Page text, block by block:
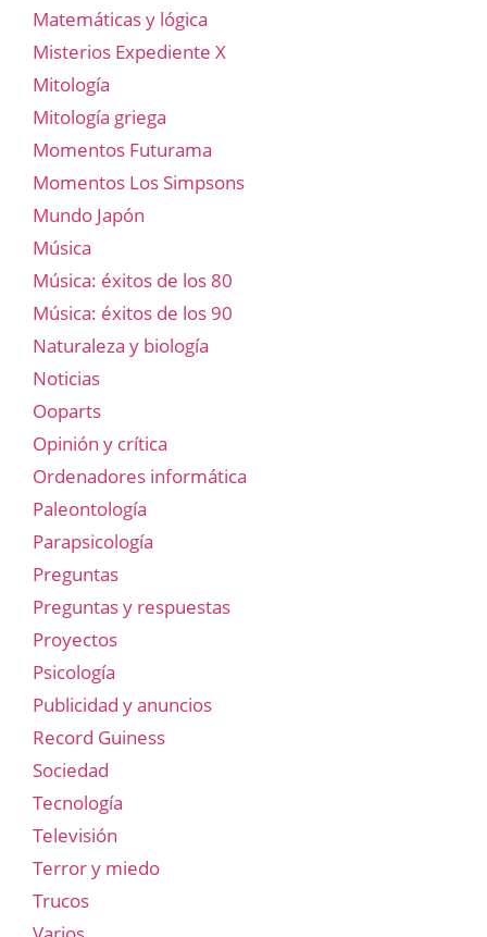
Matemáticas y lógica
Misterios Expediente X
Mitología
Mitología griega
Momentos Futurama
Momentos Los Simpsons
Mundo Japón
Música
Música: éxitos de los 80
Música: éxitos de los 90
Naturaleza y biología
Noticias
Ooparts
Opinión y crítica
Ordenadores informática
Paleontología
Parapsicología
Preguntas
Preguntas y respuestas
Proyectos
Psicología
Publicidad y anuncios
Record Guiness
Sociedad
Tecnología
Televisión
Terror y miedo
Trucos